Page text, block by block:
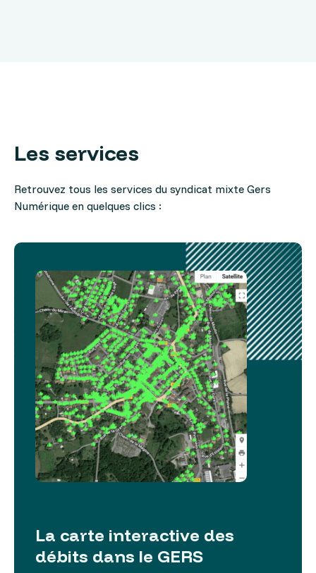
Les services
Retrouvez tous les services du syndicat mixte Gers
Numérique en quelques clics :
La carte interactive des
débits dans le GERS